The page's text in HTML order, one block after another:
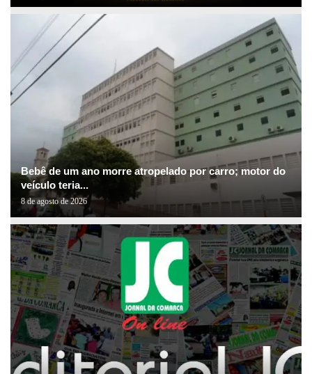
Bebê de um ano morre atropelado por carro; motor do
veículo teria...
8 de agosto de 2026